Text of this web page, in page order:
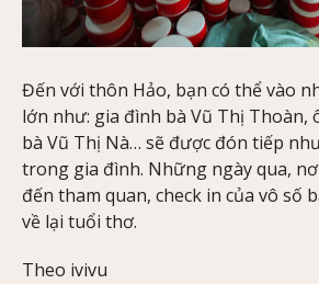
Đến với thôn Hảo, bạn có thể vào
lớn như: gia đình bà Vũ Thị Thoàn,
bà Vũ Thị Nà… sẽ được đón tiếp
trong gia đình. Những ngày qua,
đến tham quan, check in của vô số
về lại tuổi thơ.
Theo ivivu